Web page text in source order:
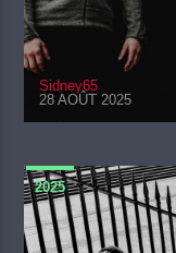
Sidney65
28 AOÛT 2025
2025